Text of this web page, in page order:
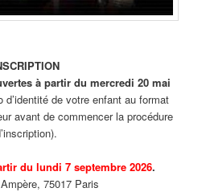
à partir du mercredi 20 mai
d’identité de votre enfant au format
avant de commencer la procédure
du lundi 7 septembre 2026.
75017 Paris